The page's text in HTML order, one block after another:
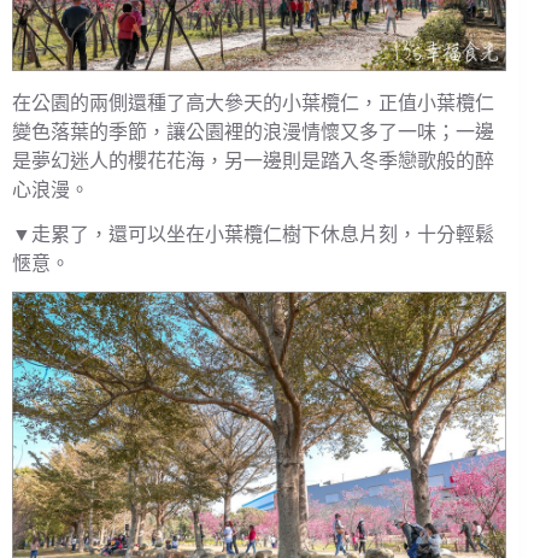
在公園的兩側還種了高大參天的小葉欖仁，正值小葉欖仁
變色落葉的季節，讓公園裡的浪漫情懷又多了一味；一邊
是夢幻迷人的櫻花花海，另一邊則是踏入冬季戀歌般的醉
心浪漫。
▼走累了，還可以坐在小葉欖仁樹下休息片刻，十分輕鬆
愜意。